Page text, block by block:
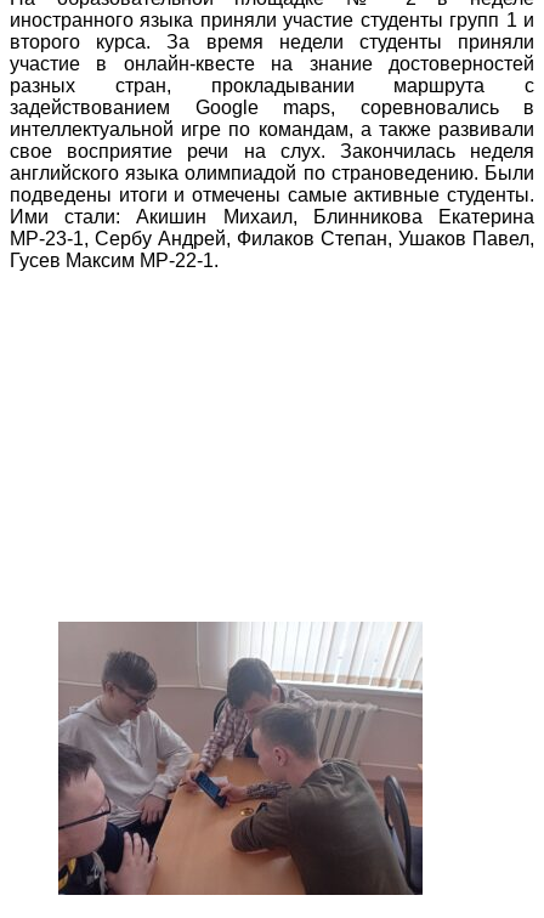
иностранного языка приняли участие студенты групп 1 и
второго курса. За время недели студенты приняли
участие в онлайн-квесте на знание достоверностей
разных стран, прокладывании маршрута с
задействованием Google maps, соревновались в
интеллектуальной игре по командам, а также развивали
свое восприятие речи на слух. Закончилась неделя
английского языка олимпиадой по страноведению. Были
подведены итоги и отмечены самые активные студенты.
Ими стали: Акишин Михаил, Блинникова Екатерина
МР-23-1, Сербу Андрей, Филаков Степан, Ушаков Павел,
Гусев Максим МР-22-1.